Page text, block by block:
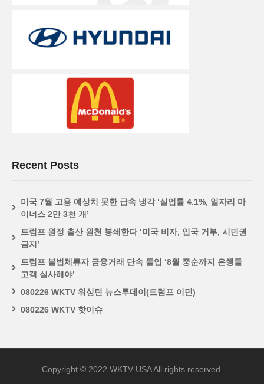
Recent Posts
미국 7월 고용 예상치 못한 급속 냉각 ‘실업률 4.1%, 일자리 마
이너스 2만 3천 개’
트럼프 원정 출산 원천 봉쇄한다 ‘미국 비자, 입국 거부, 시민권
금지’
트럼프 불법체류자 금융거래 단속 돌입 ‘8월 중순까지 은행들
고객 실사해야’
080226 WKTV 워싱턴 뉴스투데이(트럼프 이민)
080226 WKTV 핫이슈
Copyright © 2022 WKTV USA All rights reserved.